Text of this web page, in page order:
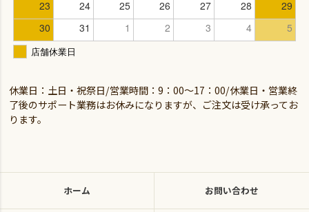
休業日：土日・祝祭日/営業時間：9：00～17：00/休業日・営業終
了後のサポート業務はお休みになりますが、ご注文は受け承ってお
ります。
ホーム お問い合わせ